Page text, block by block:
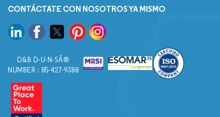
CONTÁCTATE CON NOSOTROS YA MISMO
D&B D-U-N-SÂ®
NUMBER : 85-427-9388